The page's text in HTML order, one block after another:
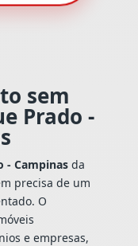
sem
Prado -
- Campinasda
precisa de um
O
e empresas,